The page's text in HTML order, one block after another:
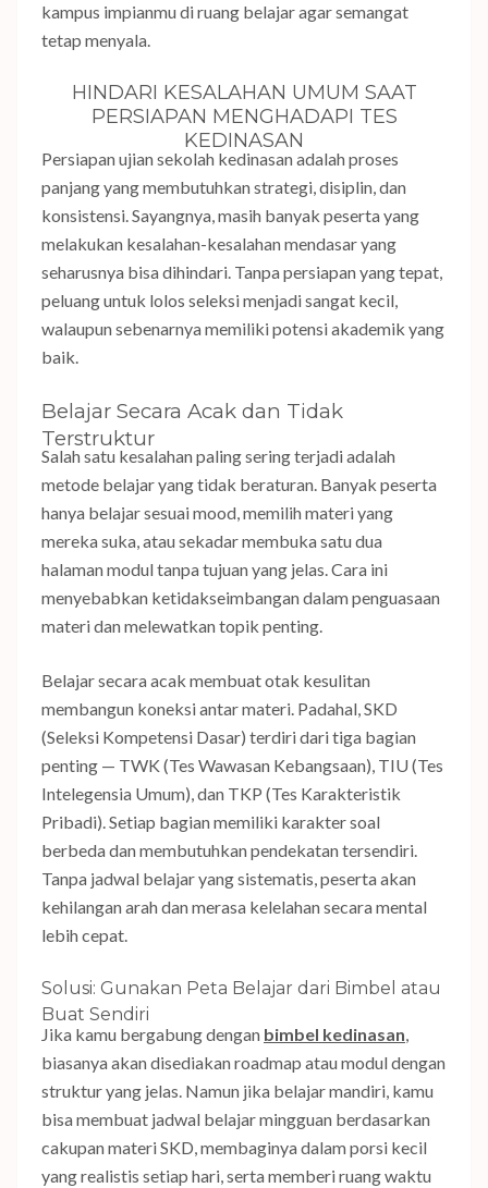
kampus impianmu di ruang belajar agar semangat
tetap menyala.
HINDARI KESALAHAN UMUM SAAT
PERSIAPAN MENGHADAPI TES
KEDINASAN
Persiapan ujian sekolah kedinasan adalah proses
panjang yang membutuhkan strategi, disiplin, dan
konsistensi. Sayangnya, masih banyak peserta yang
melakukan kesalahan-kesalahan mendasar yang
seharusnya bisa dihindari. Tanpa persiapan yang tepat,
peluang untuk lolos seleksi menjadi sangat kecil,
walaupun sebenarnya memiliki potensi akademik yang
baik.
Belajar Secara Acak dan Tidak
Terstruktur
Salah satu kesalahan paling sering terjadi adalah
metode belajar yang tidak beraturan. Banyak peserta
hanya belajar sesuai mood, memilih materi yang
mereka suka, atau sekadar membuka satu dua
halaman modul tanpa tujuan yang jelas. Cara ini
menyebabkan ketidakseimbangan dalam penguasaan
materi dan melewatkan topik penting.
Belajar secara acak membuat otak kesulitan
membangun koneksi antar materi. Padahal, SKD
(Seleksi Kompetensi Dasar) terdiri dari tiga bagian
penting — TWK (Tes Wawasan Kebangsaan), TIU (Tes
Intelegensia Umum), dan TKP (Tes Karakteristik
Pribadi). Setiap bagian memiliki karakter soal
berbeda dan membutuhkan pendekatan tersendiri.
Tanpa jadwal belajar yang sistematis, peserta akan
kehilangan arah dan merasa kelelahan secara mental
lebih cepat.
Solusi: Gunakan Peta Belajar dari Bimbel atau
Buat Sendiri
Jika kamu bergabung dengan bimbel kedinasan,
biasanya akan disediakan roadmap atau modul dengan
struktur yang jelas. Namun jika belajar mandiri, kamu
bisa membuat jadwal belajar mingguan berdasarkan
cakupan materi SKD, membaginya dalam porsi kecil
yang realistis setiap hari, serta memberi ruang waktu